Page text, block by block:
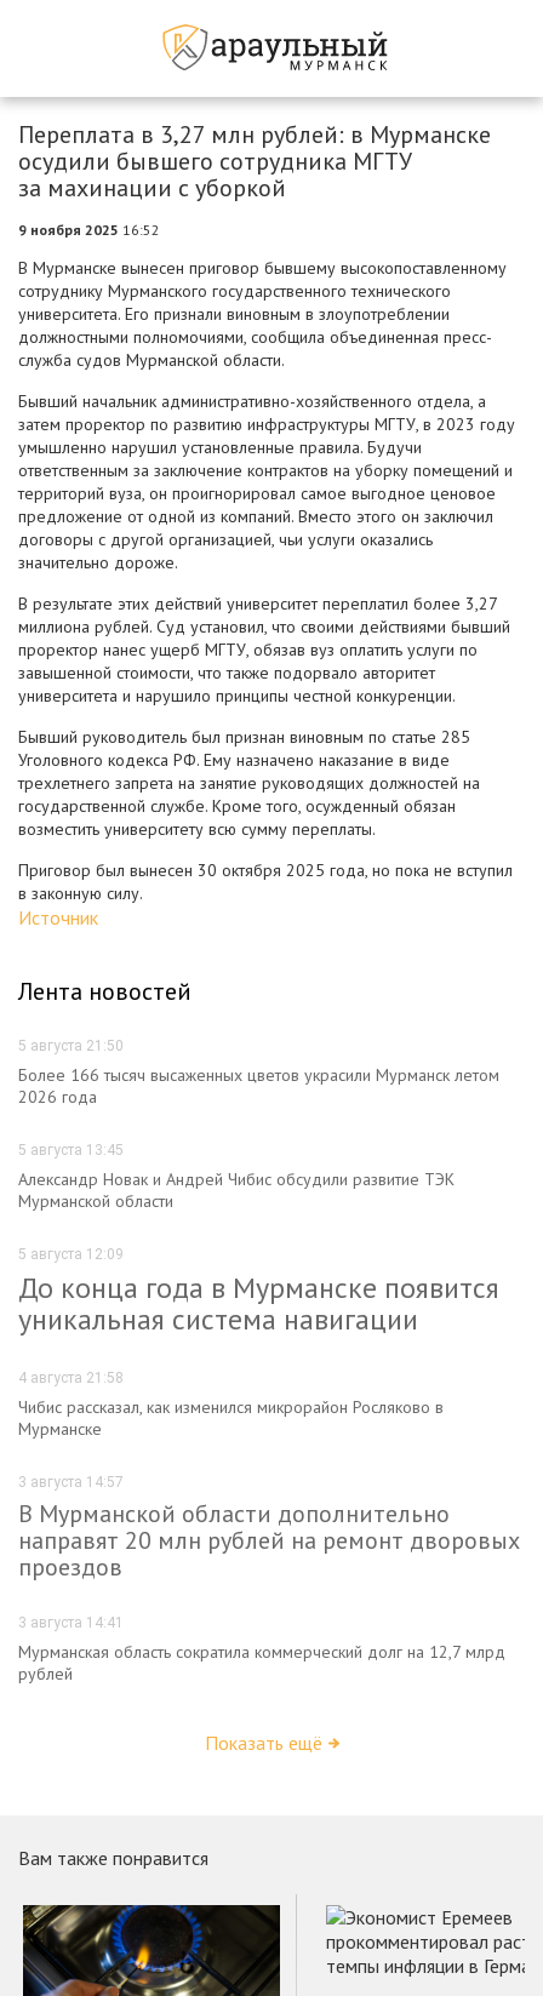
Переплата в 3,27 млн рублей: в Мурманске
осудили бывшего сотрудника МГТУ
за махинации с уборкой
9 ноября 2025 16:52
В Мурманске вынесен приговор бывшему высокопоставленному
сотруднику Мурманского государственного технического
университета. Его признали виновным в злоупотреблении
должностными полномочиями, сообщила объединенная пресс-
служба судов Мурманской области.
Бывший начальник административно-хозяйственного отдела, а
затем проректор по развитию инфраструктуры МГТУ, в 2023 году
умышленно нарушил установленные правила. Будучи
ответственным за заключение контрактов на уборку помещений и
территорий вуза, он проигнорировал самое выгодное ценовое
предложение от одной из компаний. Вместо этого он заключил
договоры с другой организацией, чьи услуги оказались
значительно дороже.
В результате этих действий университет переплатил более 3,27
миллиона рублей. Суд установил, что своими действиями бывший
проректор нанес ущерб МГТУ, обязав вуз оплатить услуги по
завышенной стоимости, что также подорвало авторитет
университета и нарушило принципы честной конкуренции.
Бывший руководитель был признан виновным по статье 285
Уголовного кодекса РФ. Ему назначено наказание в виде
трехлетнего запрета на занятие руководящих должностей на
государственной службе. Кроме того, осужденный обязан
возместить университету всю сумму переплаты.
Приговор был вынесен 30 октября 2025 года, но пока не вступил
в законную силу.
Источник
Лента новостей
5 августа 21:50
Более 166 тысяч высаженных цветов украсили Мурманск летом
2026 года
5 августа 13:45
Александр Новак и Андрей Чибис обсудили развитие ТЭК
Мурманской области
5 августа 12:09
До конца года в Мурманске появится
уникальная система навигации
4 августа 21:58
Чибис рассказал, как изменился микрорайон Росляково в
Мурманске
3 августа 14:57
В Мурманской области дополнительно
направят 20 млн рублей на ремонт дворовых
проездов
3 августа 14:41
Мурманская область сократила коммерческий долг на 12,7 млрд
рублей
Показать ещё
Вам также понравится